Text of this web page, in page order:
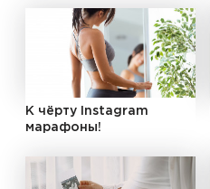
К чёрту Instagram
марафоны!